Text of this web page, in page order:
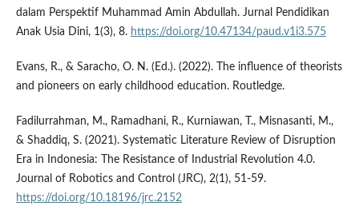
dalam Perspektif Muhammad Amin Abdullah. Jurnal Pendidikan
Anak Usia Dini, 1(3), 8. https://doi.org/10.47134/paud.v1i3.575
Evans, R., & Saracho, O. N. (Ed.). (2022). The influence of theorists
and pioneers on early childhood education. Routledge.
Fadilurrahman, M., Ramadhani, R., Kurniawan, T., Misnasanti, M.,
& Shaddiq, S. (2021). Systematic Literature Review of Disruption
Era in Indonesia: The Resistance of Industrial Revolution 4.0.
Journal of Robotics and Control (JRC), 2(1), 51-59.
https://doi.org/10.18196/jrc.2152